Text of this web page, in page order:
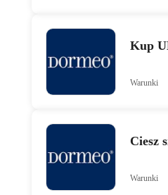
Kup
Warunki
Ciesz
Warunki